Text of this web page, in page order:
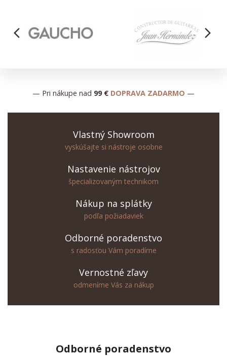
arrow_back_ios arrow_forward_ios
— Pri nákupe nad 99 € DOPRAVA ZADARMO —
Vlastný Showroom
vyskúšajte si nástroje osobne
Nastavenie nástrojov
špecializovaným technikom
Nákup na splátky
podľa požiadaviek
Odborné poradenstvo
s radosťou Vám poradíme
Vernostné zľavy
odmeníme Vás za nákup
Odborné poradenstvo